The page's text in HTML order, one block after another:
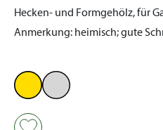
Hecken- und Formgehölz, für
Anmerkung: heimisch; gute